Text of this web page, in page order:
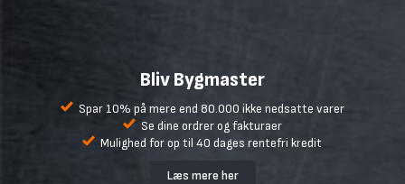
Bliv Bygmaster
Spar 10% på mere end 80.000 ikke nedsatte varer
Se dine ordrer og fakturaer
Mulighed for op til 40 dages rentefri kredit
Læs mere her